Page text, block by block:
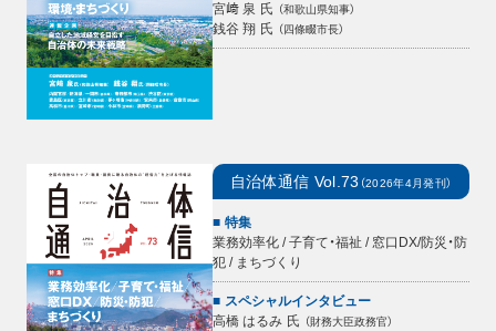
宮﨑 泉 氏 （和歌山県知事）
銭谷 翔 氏 （四條畷市長）
自治体通信 Vol.73 （2026年4月発刊）
特集
業務効率化 / 子育て・福祉 / 窓口DX/防災・防
犯 / まちづくり
スペシャルインタビュー
高橋 はるみ 氏 （財務大臣政務官）